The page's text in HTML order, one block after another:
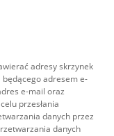
adresy skrzynek
adresem e-
e-mail oraz
przesłania
danych przez
danych